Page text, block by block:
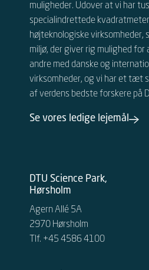
muligheder. Udover at vi har
specialindrettede
højteknologiske virksomheder,
miljø, der giver rig mulighed
andre med danske og
virksomheder, og vi har et tæt
af verdens bedste forskere på
Se vores ledige lejemål
DTU Science Park,
Hørsholm
Agern Allé 5A
2970 Hørsholm
Tlf. +45 4586 4100